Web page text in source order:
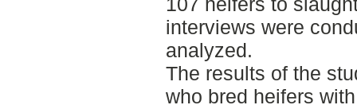
interviews were
analyzed.
The results of the
who bred heifers